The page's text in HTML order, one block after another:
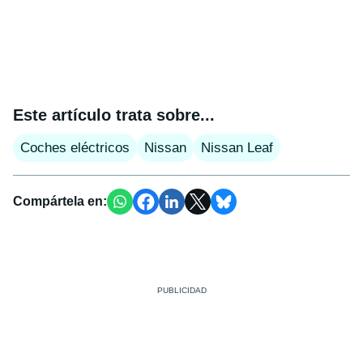
Este artículo trata sobre...
Coches eléctricos Nissan Nissan Leaf
Compártela en: